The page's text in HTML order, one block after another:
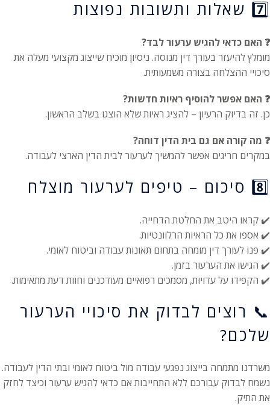
7️⃣ שאלות ותשובות נפוצות
❓ האם כדאי להגיש ערעור לבד?
מומלץ להיעזר בעורך דין מנוסה. ניסיון מוכיח שייצוג מקצועי מעלה את
סיכויי ההצלחה בצורה משמעותית.
❓ האם אפשר להוסיף ראיות חדשות?
כן. זה בדיוק הרעיון – להציג ראיות שלא הוצגו בשלב הראשון.
❓ מה קורה אם גם בית הדין דוחה?
במקרים חריגים אפשר להמשיך לערעור לבית הדין הארצי לעבודה.
8️⃣ סיכום – טיפים לערעור מוצלח
✔️ קראו היטב את החלטת הדחייה.
✔️ אספו את כל הראיות הרלוונטיות.
✔️ פנו לעורך דין מומחה בתחום תאונות עבודה וביטוח לאומי.
✔️ הגישו את הערעור בזמן.
✔️ הקפידו על עדויות, מסמכים רפואיים מעודכנים וחוות דעת מתאימות.
📞 רוצים לבדוק את סיכויי הערעור
שלכם?
משרדנו מתמחה בייצוג נפגעי עבודה מול ביטוח לאומי ובתי הדין לעבודה.
נשמח לבדוק עבורכם ללא התחייבות אם כדאי להגיש ערעור וכיצד לחזק
את התיק.